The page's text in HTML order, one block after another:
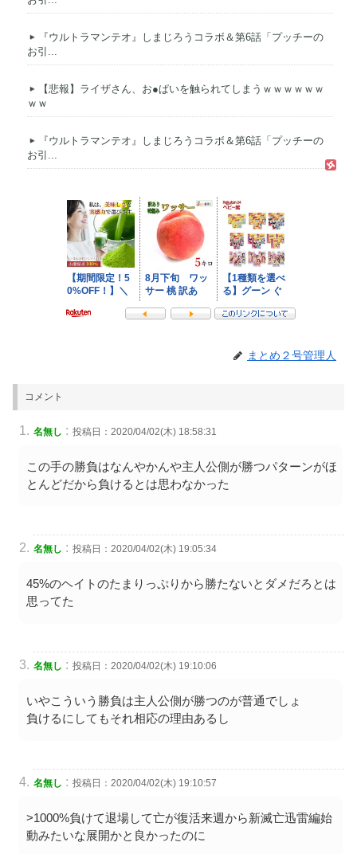
『ウルトラマンテオ』しまじろうコラボ＆第6話「プッチーの
お引...
【悲報】ライザさん、お●ぱいを触られてしまうｗｗｗｗｗｗ
ｗｗ
『ウルトラマンテオ』しまじろうコラボ＆第6話「プッチーの
お引...
まとめ２号管理人
コメント
名無し : 投稿日：2020/04/02(木) 18:58:31
この手の勝負はなんやかんや主人公側が勝つパターンがほ
とんどだから負けるとは思わなかった
名無し : 投稿日：2020/04/02(木) 19:05:34
45%のヘイトのたまりっぷりから勝たないとダメだろとは
思ってた
名無し : 投稿日：2020/04/02(木) 19:10:06
いやこういう勝負は主人公側が勝つのが普通でしょ
負けるにしてもそれ相応の理由あるし
名無し : 投稿日：2020/04/02(木) 19:10:57
>1000%負けて退場して亡が復活来週から新滅亡迅雷編始
動みたいな展開かと良かったのに